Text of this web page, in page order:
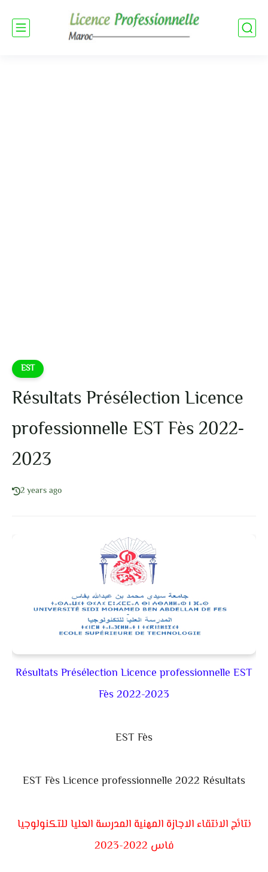
EST
Résultats Présélection Licence
professionnelle EST Fès 2022-
2023
2 years ago
Résultats Présélection Licence professionnelle EST
Fès 2022-2023
EST Fès
EST Fès Licence professionnelle 2022 Résultats
نتائج الانتقاء الاجازة المهنية المدرسة العليا للتكنولوجيا
فاس 2022-2023